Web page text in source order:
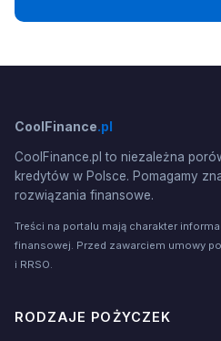
CoolFinance.pl
CoolFinance.pl to niezależna
kredytów w Polsce. Pomagamy
rozwiązania finansowe.
Treści na portalu mają charakter
finansowej. Przed zawarciem umowy
i RRSO.
RODZAJE POŻYCZEK